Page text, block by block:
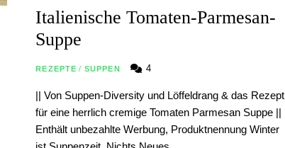
Italienische Tomaten-Parmesan-
Suppe
REZEPTE / SUPPEN 4
|| Von Suppen-Diversity und Löffeldrang & das Rezept
für eine herrlich cremige Tomaten Parmesan Suppe ||
Enthält unbezahlte Werbung, Produktnennung Winter